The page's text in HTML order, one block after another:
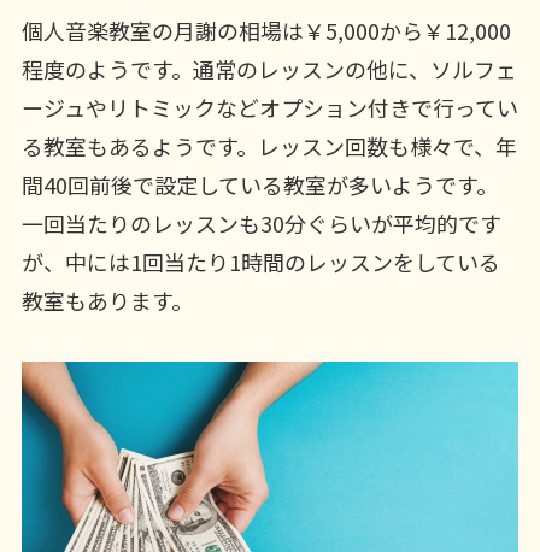
個人音楽教室の月謝の相場は￥5,000から￥12,000
程度のようです。通常のレッスンの他に、ソルフェ
ージュやリトミックなどオプション付きで行ってい
る教室もあるようです。レッスン回数も様々で、年
間40回前後で設定している教室が多いようです。
一回当たりのレッスンも30分ぐらいが平均的です
が、中には1回当たり1時間のレッスンをしている
教室もあります。